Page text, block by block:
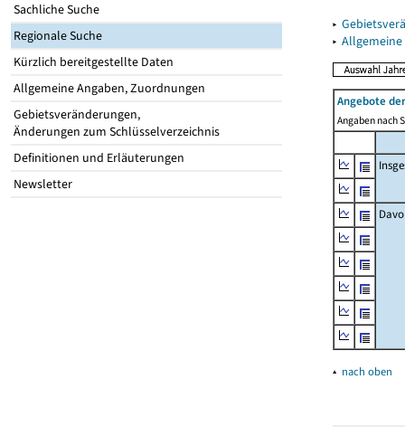
Sachliche Suche
Regionale Suche
Kürzlich bereitgestellte Daten
Allgemeine Angaben, Zuordnungen
Gebietsveränderungen,
Änderungen zum Schlüsselverzeichnis
Definitionen und Erläuterungen
Newsletter
▸
▸
Angebote
Angaben nach
▴ nach oben